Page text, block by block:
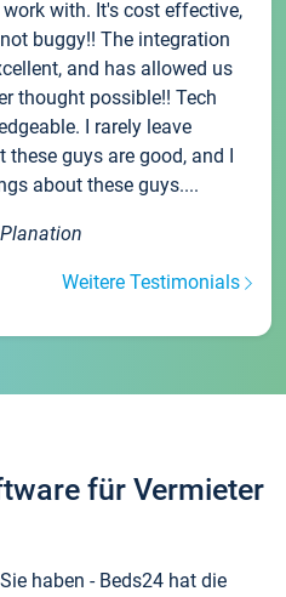
with. It's cost effective,
buggy!! The integration
and has allowed us
thought possible!! Tech
I rarely leave
guys are good, and I
about these guys....
Weitere Testimonials
für Vermieter
haben - Beds24 hat die